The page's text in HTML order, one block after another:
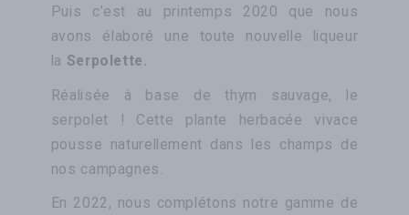
Puis c’est au printemps 2020 que nous
avons élaboré une toute nouvelle liqueur
la Serpolette.
Réalisée à base de thym sauvage, le
serpolet ! Cette plante herbacée vivace
pousse naturellement dans les champs de
nos campagnes.
En 2022, nous complétons notre gamme de